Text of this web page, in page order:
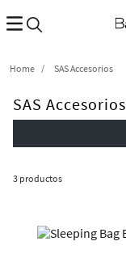
SAS Accesorios
SAS Accesorios
3 productos